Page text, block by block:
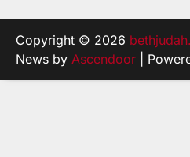
Copyright © 2026
News by Ascendoor |